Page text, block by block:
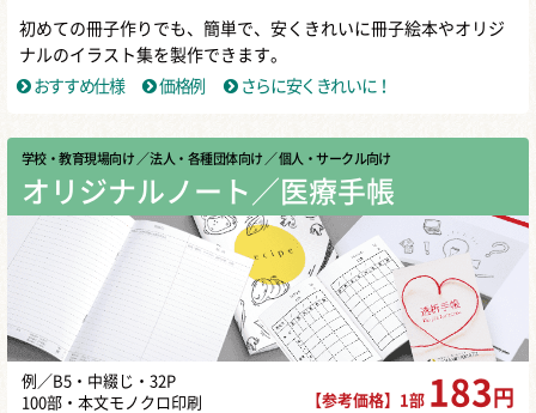
初めての冊子作りでも、簡単で、安くきれいに冊子絵本やオリジ
ナルのイラスト集を製作できます。
おすすめ仕様
価格例 さらに安くきれいに！
学校・教育現場向け ／ 法人・各種団体向け ／ 個人・サークル向け
オリジナルノート／医療手帳
例／B5・中綴じ・32P
100部・本文モノクロ印刷
【参考価格】1部 183 円